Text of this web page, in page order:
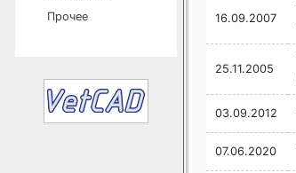
Прочее
16.09.2007
25.11.2005
03.09.2012
07.06.2020